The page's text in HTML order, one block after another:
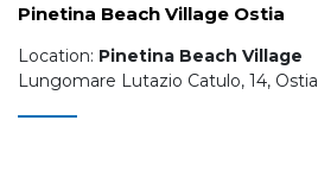
Pinetina Beach Village Ostia
Location: Pinetina Beach Village
Lungomare Lutazio Catulo, 14, Ostia